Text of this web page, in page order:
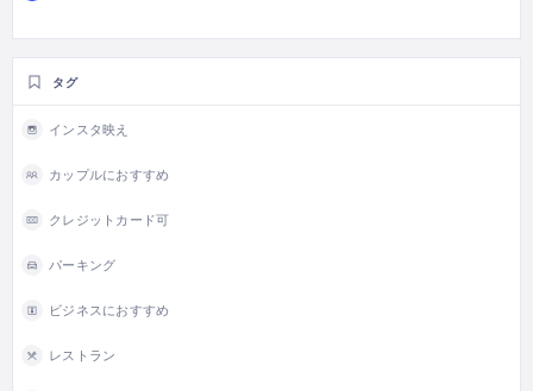
タグ
インスタ映え
カップルにおすすめ
クレジットカード可
パーキング
ビジネスにおすすめ
レストラン